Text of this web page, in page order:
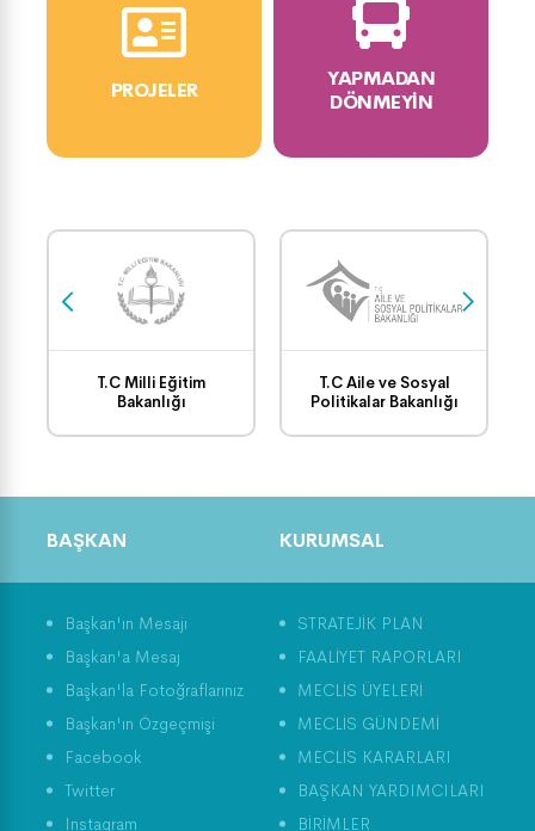
PROJELER
YAPMADAN
DÖNMEYIN
T.C Milli Eğitim
Bakanlığı
T.C Aile ve Sosyal
Politikalar Bakanlığı
BAŞKAN
Başkan'ın Mesajı
Başkan'a Mesaj
Başkan'la Fotoğraflarınız
Başkan'ın Özgeçmişi
Facebook
Twitter
Instagram
KURUMSAL
STRATEJİK PLAN
FAALİYET RAPORLARI
MECLİS ÜYELERİ
MECLİS GÜNDEMİ
MECLİS KARARLARI
BAŞKAN YARDIMCILARI
BİRİMLER